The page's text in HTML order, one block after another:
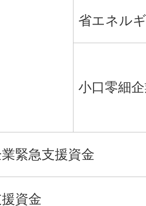
省エネル
小口零細
緊急支援資金
資金